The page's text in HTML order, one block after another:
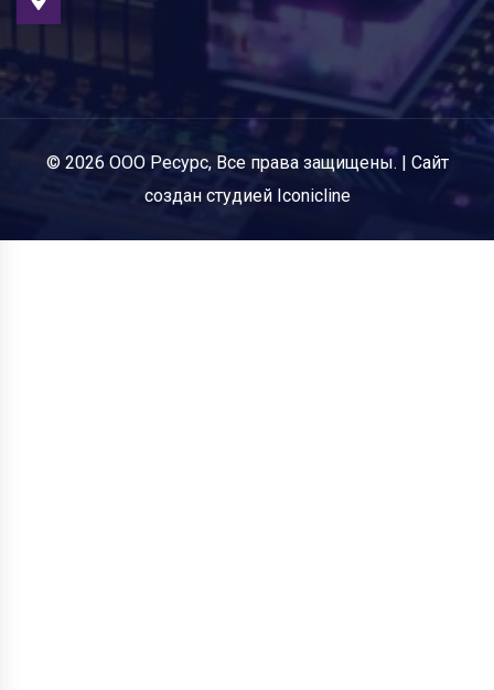
© 2026 ООО Ресурс, Все права защищены. | Сайт
создан студией Iconicline